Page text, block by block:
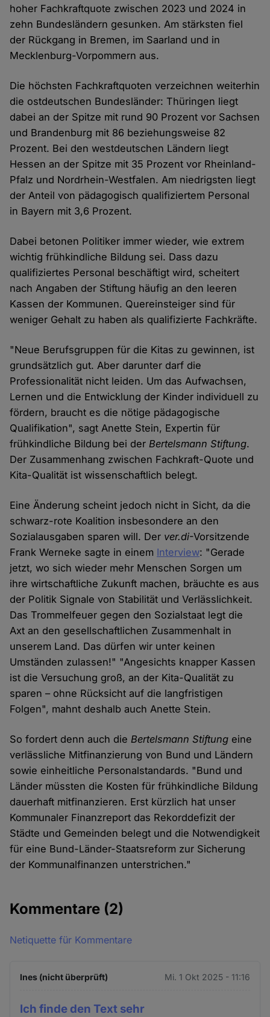
hoher Fachkraftquote zwischen 2023 und 2024 in
zehn Bundesländern gesunken. Am stärksten fiel
der Rückgang in Bremen, im Saarland und in
Mecklenburg-Vorpommern aus.
Die höchsten Fachkraftquoten verzeichnen weiterhin
die ostdeutschen Bundesländer: Thüringen liegt
dabei an der Spitze mit rund 90 Prozent vor Sachsen
und Brandenburg mit 86 beziehungsweise 82
Prozent. Bei den westdeutschen Ländern liegt
Hessen an der Spitze mit 35 Prozent vor Rheinland-
Pfalz und Nordrhein-Westfalen. Am niedrigsten liegt
der Anteil von pädagogisch qualifiziertem Personal
in Bayern mit 3,6 Prozent.
Dabei betonen Politiker immer wieder, wie extrem
wichtig frühkindliche Bildung sei. Dass dazu
qualifiziertes Personal beschäftigt wird, scheitert
nach Angaben der Stiftung häufig an den leeren
Kassen der Kommunen. Quereinsteiger sind für
weniger Gehalt zu haben als qualifizierte Fachkräfte.
"Neue Berufsgruppen für die Kitas zu gewinnen, ist
grundsätzlich gut. Aber darunter darf die
Professionalität nicht leiden. Um das Aufwachsen,
Lernen und die Entwicklung der Kinder individuell zu
fördern, braucht es die nötige pädagogische
Qualifikation", sagt Anette Stein, Expertin für
frühkindliche Bildung bei derBertelsmann Stiftung.
Der Zusammenhang zwischen Fachkraft-Quote und
Kita-Qualität ist wissenschaftlich belegt.
Eine Änderung scheint jedoch nicht in Sicht, da die
schwarz-rote Koalition insbesondere an den
Sozialausgaben sparen will. Der ver.di-Vorsitzende
Frank Werneke sagte in einem Interview: "Gerade
jetzt, wo sich wieder mehr Menschen Sorgen um
ihre wirtschaftliche Zukunft machen, bräuchte es aus
der Politik Signale von Stabilität und Verlässlichkeit.
Das Trommelfeuer gegen den Sozialstaat legt die
Axt an den gesellschaftlichen Zusammenhalt in
unserem Land. Das dürfen wir unter keinen
Umständen zulassen!" "Angesichts knapper Kassen
ist die Versuchung groß, an der Kita-Qualität zu
sparen – ohne Rücksicht auf die langfristigen
Folgen", mahnt deshalb auch Anette Stein.
So fordert denn auch dieBertelsmann Stiftung eine
verlässliche Mitfinanzierung von Bund und Ländern
sowie einheitliche Personalstandards. "Bund und
Länder müssten die Kosten für frühkindliche Bildung
dauerhaft mitfinanzieren. Erst kürzlich hat unser
Kommunaler Finanzreport das Rekorddefizit der
Städte und Gemeinden belegt und die Notwendigkeit
für eine Bund-Länder-Staatsreform zur Sicherung
der Kommunalfinanzen unterstrichen."
Kommentare (2)
Netiquette für Kommentare
Ines (nicht überprüft) Mi. 1 Okt 2025 - 11:16
Ich finde den Text sehr